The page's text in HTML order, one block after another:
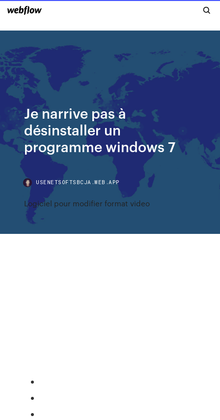
Je narrive pas à
désinstaller un
programme windows 7
USENETSOFTSBCJA.WEB.APP
Logiciel pour modifier format video